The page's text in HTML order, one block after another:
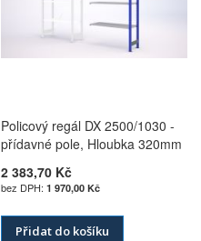
Policový regál DX 2500/1030 -
přídavné pole, Hloubka 320mm
2 383,70 Kč
1 970,00 Kč
Přidat do košíku